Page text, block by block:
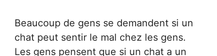
Beaucoup de gens se demandent si un
chat peut sentir le mal chez les gens.
Les gens pensent que si un chat a un